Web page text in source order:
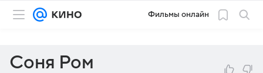
Фильмы онлайн
Соня Ром